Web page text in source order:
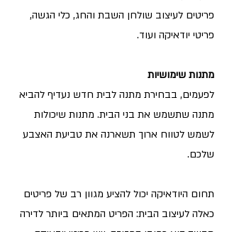
פריטים לעיצוב שולחן השבת והחג, כלי הגשה,
פריטי יודאיקה ועוד.
מתנות שימושיות
לפעמים, בבחירת מתנה לבית חדש נעדיף להביא
מתנה שתשמש את בני הבית. מתנות שיכולות
לשמש לטווח ארוך תשארנה את טביעת האצבע
שלכם.
תחום היודאיקה יכול להציע מגוון רב של פריטים
כאלה לעיצוב הבית: הפריט המתאים ביותר לדירה